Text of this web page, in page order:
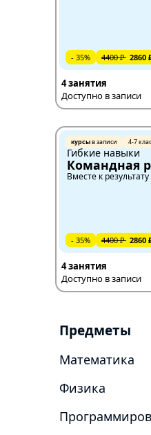
- 35% 4400 ₽ 2860
4 занятия
Доступно в записи
курсыв записи 4-7
Гибкие навыки
Командная
Вместе к результату
- 35% 4400 ₽ 2860
4 занятия
Доступно в записи
Предметы
Математика
Физика